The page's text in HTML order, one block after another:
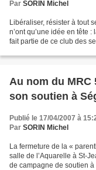
Par SORIN Michel
Libéraliser, résister à tout
n’ont qu’une idée en tête
fait partie de ce club des
Au nom du MRC
son soutien à
Publié le 17/04/2007 à
Par SORIN Michel
La fermeture de la «
salle de l’Aquarelle à St-
de campagne de soutien